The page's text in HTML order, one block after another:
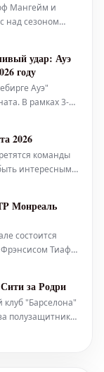
Мангейм и
над сезоном
вылетевшая
удар: Ауэ
году
Ауэ"
В рамках 3-го
одержали
2026
команды
интересным,
высокие
Монреаль
состоится
Тиафо
за Родри
клуб "Барселона"
полузащитника
придется